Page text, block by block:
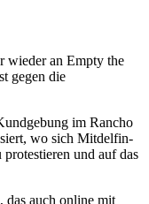
wieder an Empty the
gegen die
im Rancho
wo sich Mitdelfin-
und auf das
das auch online mit